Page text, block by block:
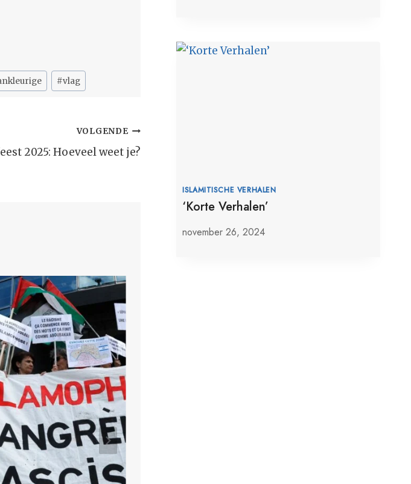
#vlag
VOLGENDE
2025: Hoeveel weet je?
ISLAMITISCHE VERHALEN
‘Korte Verhalen’
november 26, 2024